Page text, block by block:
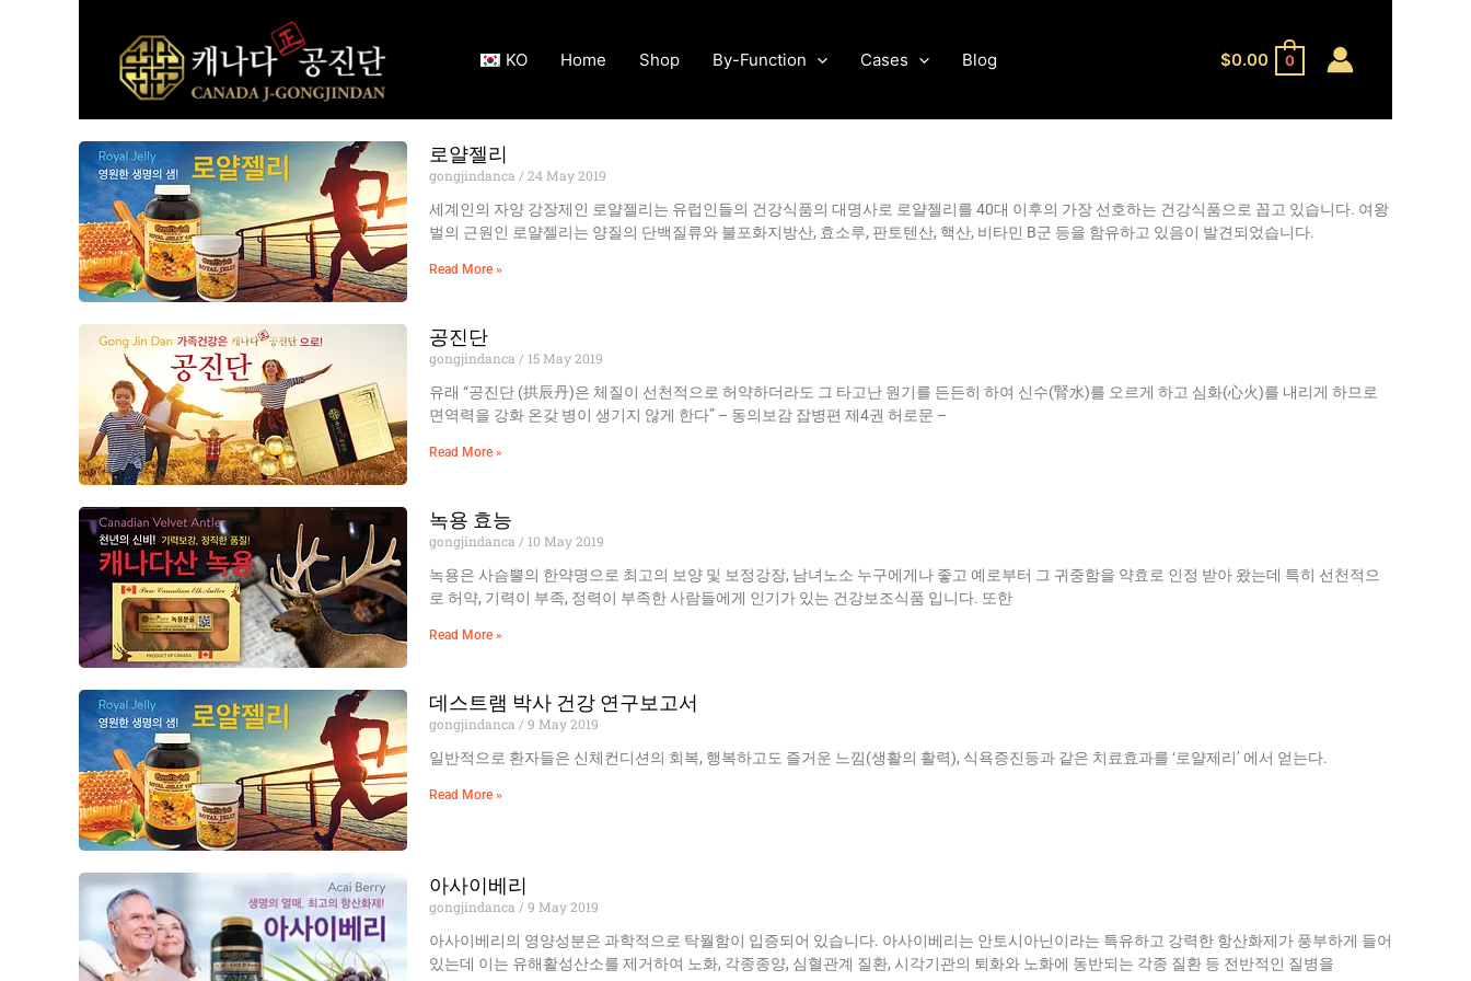
KO Home Shop By-Function Cases Blog $0.00 0
로얄젤리
gongjindanca
24 May 2019
세계인의 자양 강장제인 로얄젤리는 유럽인들의 건강식품의 대명사로 로얄젤리를 40대 이후의 가장 선호하는 건강식품으로 꼽고 있습니다. 여왕
벌의 근원인 로얄젤리는 양질의 단백질류와 불포화지방산, 효소루, 판토텐산, 핵산, 비타민 B군 등을 함유하고 있음이 발견되었습니다.
Read More »
공진단
gongjindanca
15 May 2019
유래 “공진단 (拱辰丹)은 체질이 선천적으로 허약하더라도 그 타고난 원기를 든든히 하여 신수(腎水)를 오르게 하고 심화(心火)를 내리게 하므로
면역력을 강화 온갖 병이 생기지 않게 한다” – 동의보감 잡병편 제4권 허로문 –
Read More »
녹용 효능
gongjindanca
10 May 2019
녹용은 사슴뿔의 한약명으로 최고의 보양 및 보정강장, 남녀노소 누구에게나 좋고 예로부터 그 귀중함을 약효로 인정 받아 왔는데 특히 선천적으
로 허약, 기력이 부족, 정력이 부족한 사람들에게 인기가 있는 건강보조식품 입니다. 또한
Read More »
데스트램 박사 건강 연구보고서
gongjindanca
9 May 2019
일반적으로 환자들은 신체컨디션의 회복, 행복하고도 즐거운 느낌(생활의 활력), 식욕증진등과 같은 치료효과를 ‘로얄제리’ 에서 얻는다.
Read More »
아사이베리
gongjindanca
9 May 2019
아사이베리의 영양성분은 과학적으로 탁월함이 입증되어 있습니다. 아사이베리는 안토시아닌이라는 특유하고 강력한 항산화제가 풍부하게 들어
있는데 이는 유해활성산소를 제거하여 노화, 각종종양, 심혈관계 질환, 시각기관의 퇴화와 노화에 동반되는 각종 질환 등 전반적인 질병을